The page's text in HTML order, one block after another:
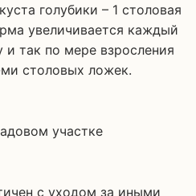
голубики – 1 столовая
увеличивается каждый
и так по мере взросления
столовых ложек.
с уходом за иными